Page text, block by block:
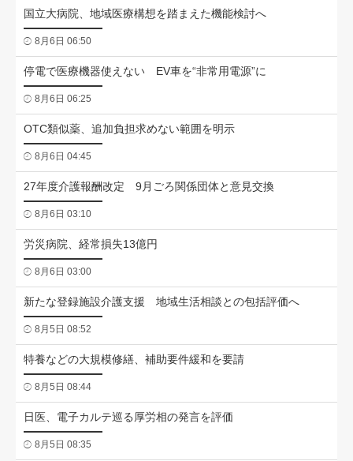
国立大病院、地域医療構想を踏まえた機能検討へ
8月6日 06:50
停電で医療機器使えない EV車を“非常用電源”に
8月6日 06:25
OTC類似薬、追加負担求めない範囲を明示
8月6日 04:45
27年度介護報酬改定 9月ごろ関係団体と意見交換
8月6日 03:10
労災病院、経常損失13億円
8月6日 03:00
新たな登録施設介護支援 地域生活相談との包括評価へ
8月5日 08:52
特養などの大規模修繕、補助要件緩和を要請
8月5日 08:44
日医、電子カルテ巡る厚労相の発言を評価
8月5日 08:35